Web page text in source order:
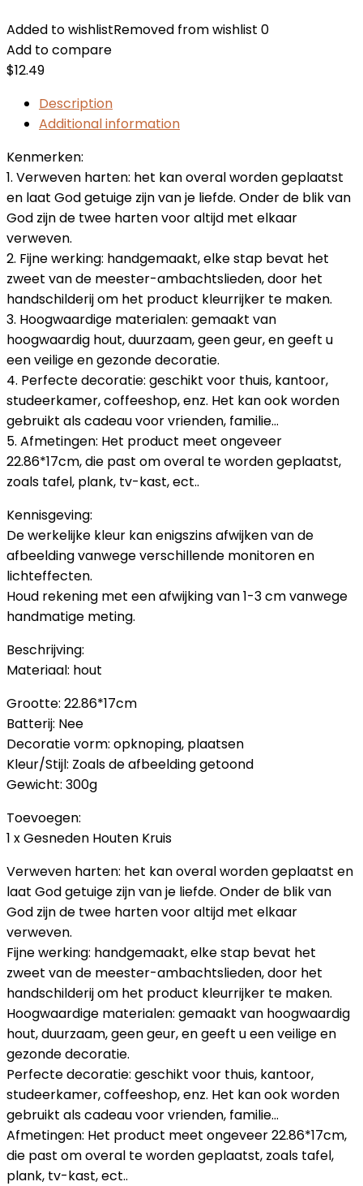
Added to wishlistRemoved from wishlist 0
Add to compare
$12.49
Description
Additional information
Kenmerken:
1. Verweven harten: het kan overal worden geplaatst
en laat God getuige zijn van je liefde. Onder de blik van
God zijn de twee harten voor altijd met elkaar
verweven.
2. Fijne werking: handgemaakt, elke stap bevat het
zweet van de meester-ambachtslieden, door het
handschilderij om het product kleurrijker te maken.
3. Hoogwaardige materialen: gemaakt van
hoogwaardig hout, duurzaam, geen geur, en geeft u
een veilige en gezonde decoratie.
4. Perfecte decoratie: geschikt voor thuis, kantoor,
studeerkamer, coffeeshop, enz. Het kan ook worden
gebruikt als cadeau voor vrienden, familie…
5. Afmetingen: Het product meet ongeveer
22.86*17cm, die past om overal te worden geplaatst,
zoals tafel, plank, tv-kast, ect..
Kennisgeving:
De werkelijke kleur kan enigszins afwijken van de
afbeelding vanwege verschillende monitoren en
lichteffecten.
Houd rekening met een afwijking van 1-3 cm vanwege
handmatige meting.
Beschrijving:
Materiaal: hout
Grootte: 22.86*17cm
Batterij: Nee
Decoratie vorm: opknoping, plaatsen
Kleur/Stijl: Zoals de afbeelding getoond
Gewicht: 300g
Toevoegen:
1 x Gesneden Houten Kruis
Verweven harten: het kan overal worden geplaatst en
laat God getuige zijn van je liefde. Onder de blik van
God zijn de twee harten voor altijd met elkaar
verweven.
Fijne werking: handgemaakt, elke stap bevat het
zweet van de meester-ambachtslieden, door het
handschilderij om het product kleurrijker te maken.
Hoogwaardige materialen: gemaakt van hoogwaardig
hout, duurzaam, geen geur, en geeft u een veilige en
gezonde decoratie.
Perfecte decoratie: geschikt voor thuis, kantoor,
studeerkamer, coffeeshop, enz. Het kan ook worden
gebruikt als cadeau voor vrienden, familie…
Afmetingen: Het product meet ongeveer 22.86*17cm,
die past om overal te worden geplaatst, zoals tafel,
plank, tv-kast, ect..